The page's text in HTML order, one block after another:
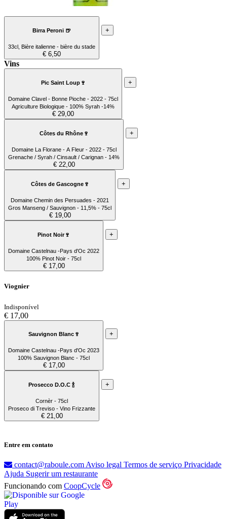
Birra Peroni 🍺
33cl, Bière italienne - bière du stade
€ 6,50
+
Vins
Pic Saint Loup🍷
Domaine Clavel - Bonne Pioche - 2022 - 75cl
Agriculture Biologique - 100% Syrah -14%
€ 29,00
+
Côtes du Rhône🍷
Domaine La Florane - A Fleur - 2022 - 75cl
Grenache / Syrah / Cinsault / Carignan - 14%
€ 22,00
+
Côtes de Gascogne🍷
Domaine Chemin des Persuades - 2021
Gros Manseng / Sauvignon - 11,5% - 75cl
€ 19,00
+
Pinot Noir🍷
Domaine Castelnau -Pays d'Oc 2022
100% Pinot Noir - 75cl
€ 17,00
+
Viognier
Indisponível
€ 17,00
Sauvignon Blanc🍷
Domaine Castelnau -Pays d'Oc 2023
100% Sauvignon Blanc - 75cl
€ 17,00
+
Prosecco D.O.C 🍾
Cornèr - 75cl
Proseco di Treviso - Vino Frizzante
€ 21,00
+
Entre em contato
contact@raboule.com Aviso legal Termos de serviço Privacidade
Ajuda Sugerir um restaurante
Funcionando com CoopCycle